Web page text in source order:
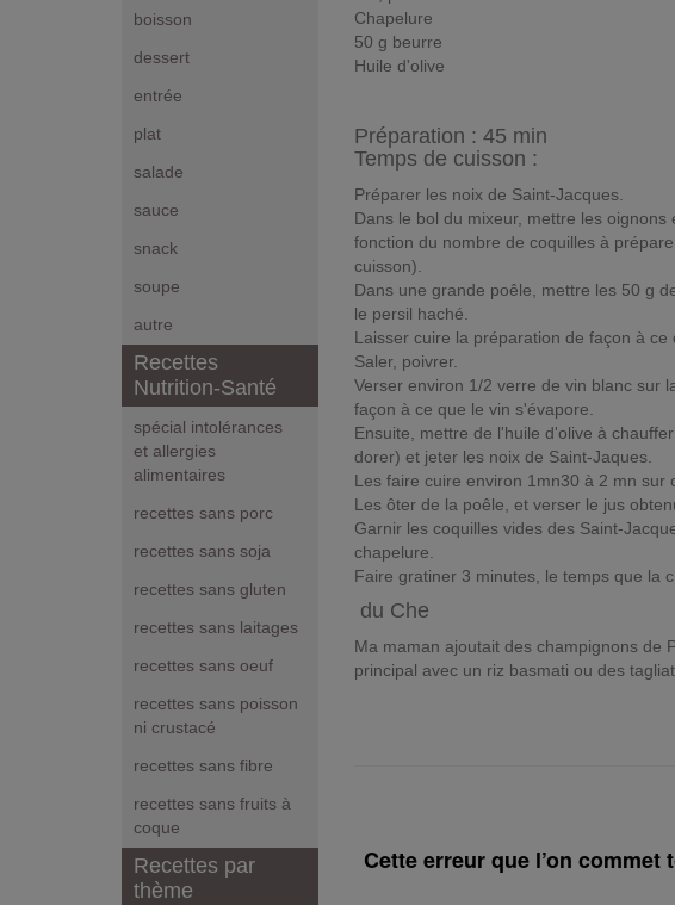
boisson
dessert
entrée
plat
salade
sauce
snack
soupe
autre
Recettes
Nutrition-Santé
spécial intolérances
et allergies
alimentaires
recettes sans porc
recettes sans soja
recettes sans gluten
recettes sans laitages
recettes sans oeuf
recettes sans poisson
ni crustacé
recettes sans fibre
recettes sans fruits à
coque
Recettes par
thème
Chapelure
50 g beurre
Huile d'olive
Préparation : 45 min
Temps de cuisson :
Préparer les noix de Saint-Jacques.
Dans le bol du mixeur, mettre les
fonction du nombre de coquilles à
cuisson).
Dans une grande poêle, mettre les 50 g
le persil haché.
Laisser cuire la préparation de façon à
Saler, poivrer.
Verser environ 1/2 verre de vin blanc sur
façon à ce que le vin s'évapore.
Ensuite, mettre de l'huile d'olive à
dorer) et jeter les noix de Saint-Jaques.
Les faire cuire environ 1mn30 à 2 mn sur
Les ôter de la poêle, et verser le jus
Garnir les coquilles vides des Saint-
chapelure.
Faire gratiner 3 minutes, le temps que la
du Che
Ma maman ajoutait des champignons de
principal avec un riz basmati ou des
Cette erreur que l’on commet